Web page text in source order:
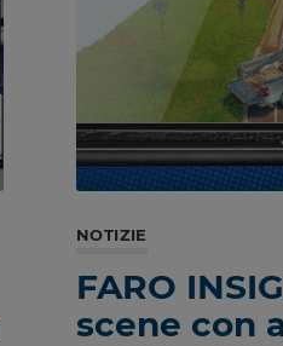
NOTIZIE
FARO
scene con